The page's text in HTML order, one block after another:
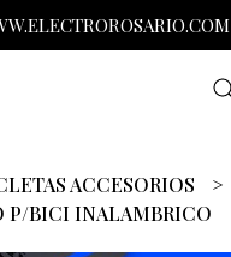
ACCESORIOS
P/BICI INALAMBRICO